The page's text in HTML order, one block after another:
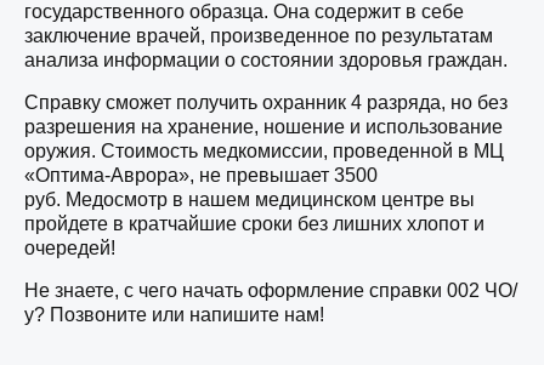
государственного образца. Она содержит в себе
заключение врачей, произведенное по результатам
анализа информации о состоянии здоровья граждан.
Справку сможет получить охранник 4 разряда, но без
разрешения на хранение, ношение и использование
оружия. Стоимость медкомиссии, проведенной в МЦ
«Оптима-Аврора», не превышает 3500
руб. Медосмотр в нашем медицинском центре вы
пройдете в кратчайшие сроки без лишних хлопот и
очередей!
Не знаете, с чего начать оформление справки 002 ЧО/
у? Позвоните или напишите нам!